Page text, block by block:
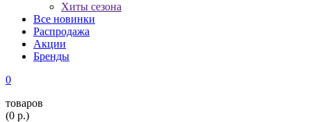
Хиты сезона
Все новинки
Распродажа
Акции
Бренды
0
товаров
(0 р.)